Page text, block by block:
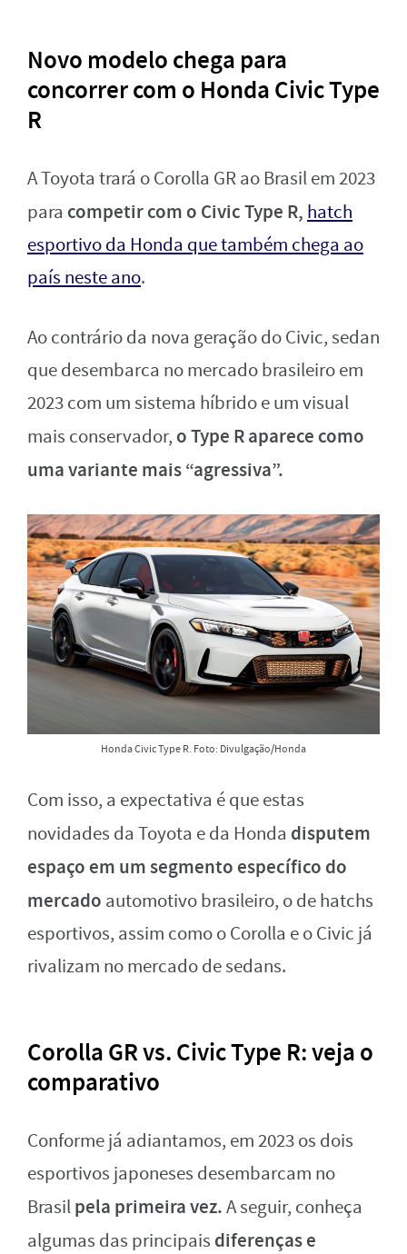
Novo modelo chega para
concorrer com o Honda Civic Type
R
A Toyota trará o Corolla GR ao Brasil em 2023
para competir com o Civic Type R, hatch
esportivo da Honda que também chega ao
país neste ano.
Ao contrário da nova geração do Civic, sedan
que desembarca no mercado brasileiro em
2023 com um sistema híbrido e um visual
mais conservador, o Type R aparece como
umavariante mais “agressiva”.
Honda Civic Type R. Foto: Divulgação/Honda
Com isso, a expectativa é que estas
novidades da Toyota e da Honda disputem
espaço em um segmento específico do
mercado automotivo brasileiro, o de hatchs
esportivos, assim como o Corolla e o Civic já
rivalizam no mercado de sedans.
Corolla GR vs. Civic Type R: veja o
comparativo
Conforme já adiantamos, em 2023 os dois
esportivos japoneses desembarcam no
Brasilpela primeira vez.A seguir, conheça
algumas das principais diferenças e